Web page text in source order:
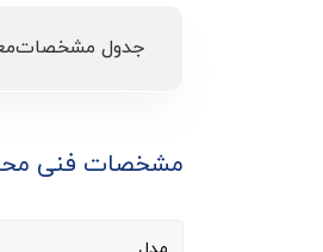
جدول مشخصات
مشخصات فنی